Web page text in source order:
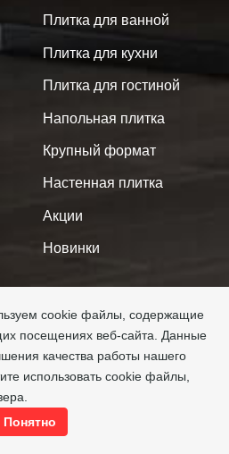
Плитка для ванной
Плитка для кухни
Плитка для гостиной
Напольная плитка
Крупный формат
Настенная плитка
Акции
Новинки
cookie файлы, содержащие
посещениях веб-сайта. Данные
качества работы нашего
использовать cookie файлы,
Понятно